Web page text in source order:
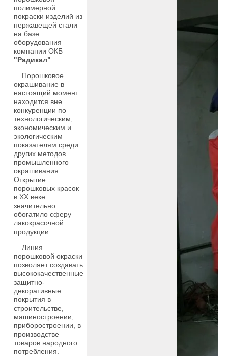
полимерной
покраски изделий из
нержавещей стали
на базе
оборудования
компании ОКБ
"Радикал"
Порошковое
окрашивание в
настоящий момент
находится вне
конкуренции по
технологическим,
экономическим и
экологическим
показателям среди
других методов
промышленного
окрашивания.
Открытие
порошковых красок
в ХХ веке
значительно
обогатило сферу
лакокрасочной
продукции.
Линия
порошковой окраски
позволяет создавать
высококачественные
защитно-
декоративные
покрытия в
строительстве,
машиностроении,
приборостроении, в
производстве
товаров народного
потребления.